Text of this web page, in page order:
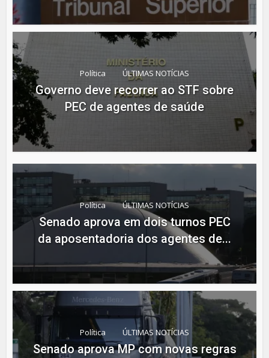
Política ÚLTIMAS NOTÍCIAS
Governo deve recorrer ao STF sobre
PEC de agentes de saúde
Política ÚLTIMAS NOTÍCIAS
Senado aprova em dois turnos PEC
da aposentadoria dos agentes de...
Política ÚLTIMAS NOTÍCIAS
Senado aprova MP com novas regras